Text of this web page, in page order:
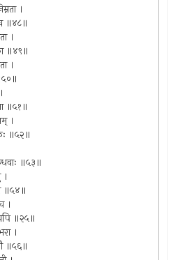
।
॥४८॥
।
॥४९॥
।
॥५१॥
।
॥५२॥
॥५३॥
॥५४॥
।
॥२५॥
।
॥५६॥